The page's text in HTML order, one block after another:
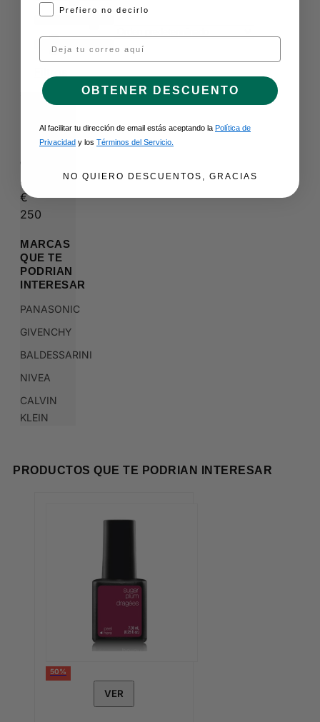
PRECIO
€
3
€
250
MARCAS
QUE TE
PODRIAN
INTERESAR
PANASONIC
GIVENCHY
BALDESSARINI
NIVEA
CALVIN
KLEIN
PRODUCTOS QUE TE PODRIAN INTERESAR
50%
VER
Prefiero no decirlo
Email
OBTENER DESCUENTO
Al facilitar tu dirección de email estás aceptando la Política de
Privacidad y los Términos del Servicio.
NO QUIERO DESCUENTOS, GRACIAS